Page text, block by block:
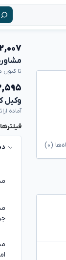
(۰)
تا کنون
وکیل
آماده
فیلترها